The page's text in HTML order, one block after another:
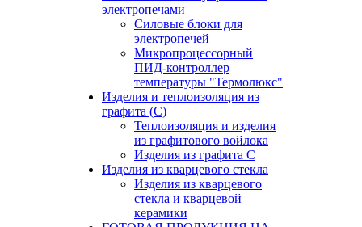
электропечами
Силовые блоки для
электропечей
Микропроцессорный
ПИД-контроллер
температуры "Термолюкс"
Изделия и теплоизоляция из
графита (С)
Теплоизоляция и изделия
из графитового войлока
Изделия из графита С
Изделия из кварцевого стекла
Изделия из кварцевого
стекла и кварцевой
керамики